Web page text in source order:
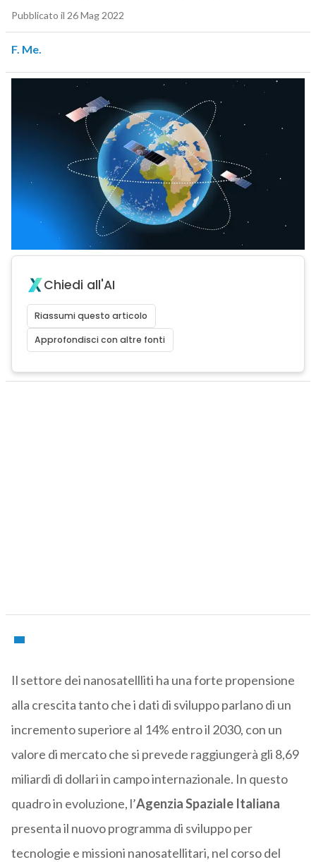
Pubblicato il 26 Mag 2022
F. Me.
Chiedi all'AI
Riassumi questo articolo
Approfondisci con altre fonti
Il settore dei nanosatellliti ha una forte propensione
alla crescita tanto che i dati di sviluppo parlano di un
incremento superiore al 14% entro il 2030, con un
valore di mercato che si prevede raggiungerà gli 8,69
miliardi di dollari in campo internazionale. In questo
quadro in evoluzione, l’Agenzia Spaziale Italiana
presenta il nuovo programma di sviluppo per
tecnologie e missioni nanosatellitari, nel corso del